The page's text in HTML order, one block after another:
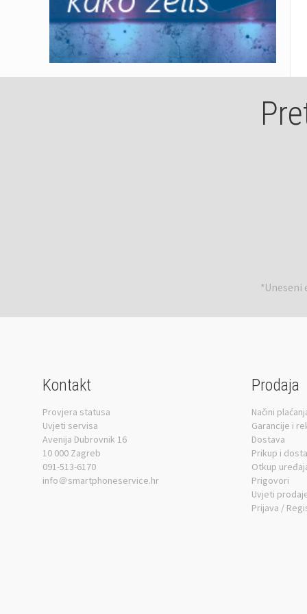
*Uneseni
Kontakt
Provjera statusa
Uvjeti servisa
Avenija Dubrovnik 16
10 000 Zagreb
091-513-6170
info＠smartphoneservice.hr
Prodaja
Načini
Garancije i
Dostava
Prikup i
Otkup
Prigovori
Uvjeti
Prijava /